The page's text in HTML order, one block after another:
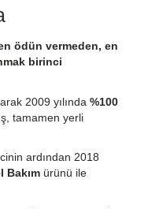
ödün vermeden, en
birinci
2009 yılında %100
tamamen yerli
ardından 2018
Bakım ürünü ile